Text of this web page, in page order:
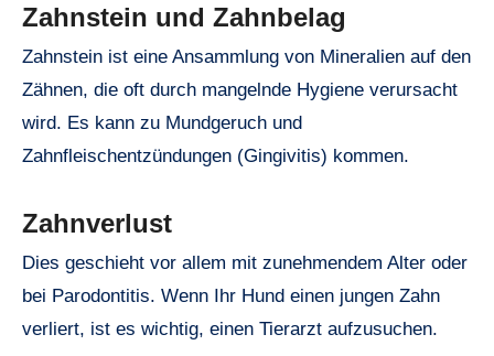
Zahnstein und Zahnbelag
Zahnstein ist eine Ansammlung von Mineralien auf den
Zähnen, die oft durch mangelnde Hygiene verursacht
wird. Es kann zu Mundgeruch und
Zahnfleischentzündungen (Gingivitis) kommen.
Zahnverlust
Dies geschieht vor allem mit zunehmendem Alter oder
bei Parodontitis. Wenn Ihr Hund einen jungen Zahn
verliert, ist es wichtig, einen Tierarzt aufzusuchen.